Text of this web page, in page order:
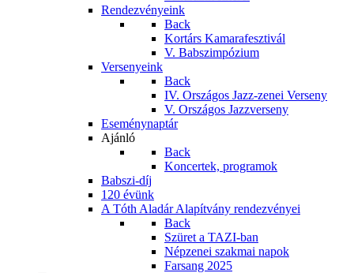
Rendezvényeink
Back
Kortárs Kamarafesztivál
V. Babszimpózium
Versenyeink
Back
IV. Országos Jazz-zenei Verseny
V. Országos Jazzverseny
Eseménynaptár
Ajánló
Back
Koncertek, programok
Babszi-díj
120 évünk
A Tóth Aladár Alapítvány rendezvényei
Back
Szüret a TAZI-ban
Népzenei szakmai napok
Farsang 2025